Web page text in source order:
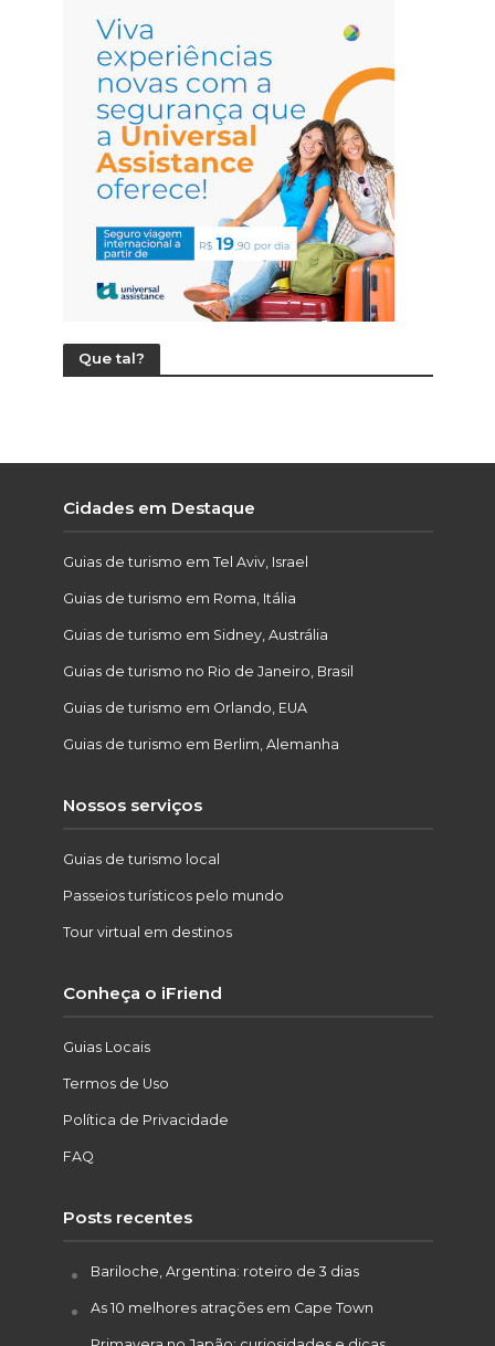
Que tal?
Cidades em Destaque
Guias de turismo em Tel Aviv, Israel
Guias de turismo em Roma, Itália
Guias de turismo em Sidney, Austrália
Guias de turismo no Rio de Janeiro, Brasil
Guias de turismo em Orlando, EUA
Guias de turismo em Berlim, Alemanha
Nossos serviços
Guias de turismo local
Passeios turísticos pelo mundo
Tour virtual em destinos
Conheça o iFriend
Guias Locais
Termos de Uso
Política de Privacidade
FAQ
Posts recentes
Bariloche, Argentina: roteiro de 3 dias
As 10 melhores atrações em Cape Town